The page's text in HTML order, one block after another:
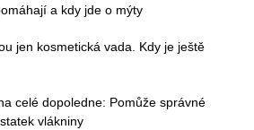
a kdy jde o mýty
jen kosmetická vada. Kdy je ještě
celé dopoledne: Pomůže správné
vlákniny